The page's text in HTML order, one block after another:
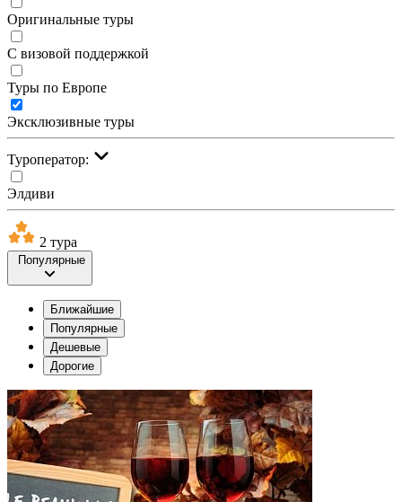
Оригинальные туры
С визовой поддержкой
Туры по Европе
Эксклюзивные туры
Туроператор:
Элдиви
2 тура
Популярные
Ближайшие
Популярные
Дешевые
Дорогие